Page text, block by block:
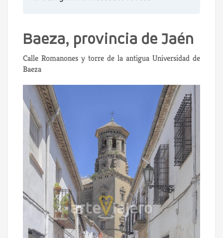
Baeza, provincia de Jaén
Calle Romanones y torre de la antigua Universidad de
Baeza